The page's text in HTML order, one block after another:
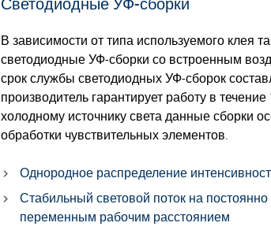
Светодиодные УФ-сборки
В зависимости от типа используемого клея
светодиодные УФ-сборки со встроенным
срок службы светодиодных УФ-сборок
производитель гарантирует работу в
холодному источнику света данные сборки
обработки чувствительных элементов.
Однородное распределение
Стабильный световой поток на
переменным рабочим расстоянием